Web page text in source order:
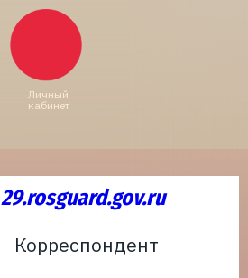
Личный
кабинет
29.rosguard.gov.ru
Корреспондент